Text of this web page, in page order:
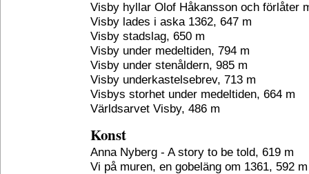
Visby hyllar Olof Håkansson och förlåter
Visby lades i aska 1362, 647 m
Visby stadslag, 650 m
Visby under medeltiden, 794 m
Visby under stenåldern, 985 m
Visby underkastelsebrev, 713 m
Visbys storhet under medeltiden, 664 m
Världsarvet Visby, 486 m
Konst
Anna Nyberg - A story to be told, 619 m
Vi på muren, en gobeläng om 1361, 592 m